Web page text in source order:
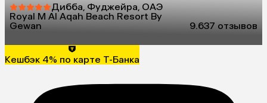
Дибба, Фуджейра, ОАЭ
Royal M Al Aqah Beach Resort By
Gewan
9.637 отзывов
Кешбэк 4% по карте Т-Банка